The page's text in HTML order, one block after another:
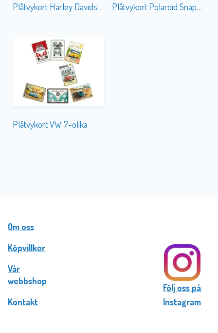
Plåtvykort Harley Davidson 3-olika Plåtvykort Polaroid Snappy Birthday
Plåtvykort VW 7-olika
Om oss
Köpvillkor
Vår
webbshop
Kontakt
Följ oss på
Instagram